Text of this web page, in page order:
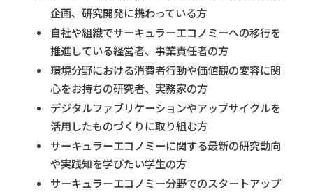
企画、研究開発に携わっている方
自社や組織でサーキュラーエコノミーへの移行を
推進している経営者、事業責任者の方
環境分野における消費者行動や価値観の変容に関
心をお持ちの研究者、実務家の方
デジタルファブリケーションやアップサイクルを
活用したものづくりに取り組む方
サーキュラーエコノミーに関する最新の研究動向
や実践知を学びたい学生の方
サーキュラーエコノミー分野でのスタートアップ